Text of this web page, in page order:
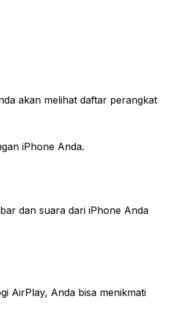
akan melihat daftar perangkat
iPhone Anda.
dan suara dari iPhone Anda
AirPlay, Anda bisa menikmati